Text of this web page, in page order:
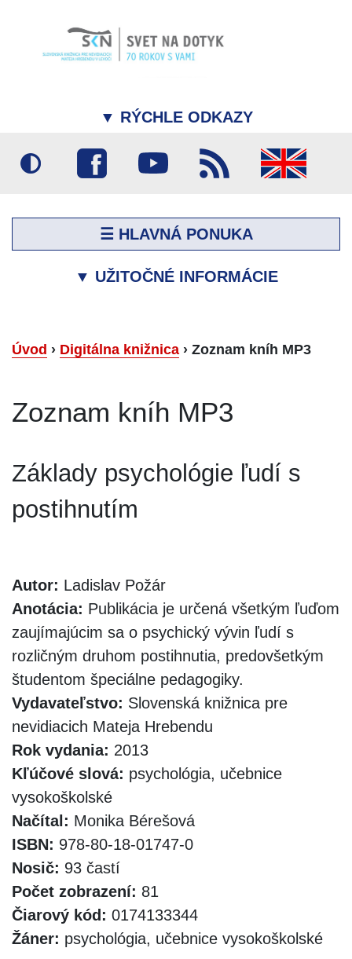
▼ RÝCHLE ODKAZY
☰ HLAVNÁ PONUKA
▼ UŽITOČNÉ INFORMÁCIE
Úvod › Digitálna knižnica › Zoznam kníh MP3
Zoznam kníh MP3
Základy psychológie ľudí s
postihnutím
Autor: Ladislav Požár
Anotácia: Publikácia je určená všetkým ľuďom
zaujímajúcim sa o psychický vývin ľudí s
rozličným druhom postihnutia, predovšetkým
študentom špeciálne pedagogiky.
Vydavateľstvo: Slovenská knižnica pre
nevidiacich Mateja Hrebendu
Rok vydania: 2013
Kľúčové slová: psychológia, učebnice
vysokoškolské
Načítal: Monika Bérešová
ISBN: 978-80-18-01747-0
Nosič: 93 častí
Počet zobrazení: 81
Čiarový kód: 0174133344
Žáner: psychológia, učebnice vysokoškolské